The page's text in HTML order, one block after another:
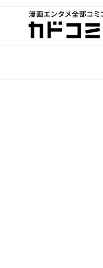
漫画エンタメ全部